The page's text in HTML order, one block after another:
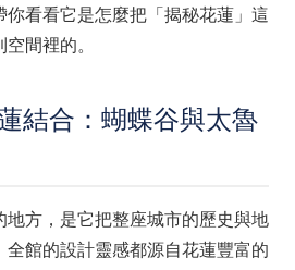
你看看它是怎麼把「揭秘花蓮」這
間裡的。
結合：蝴蝶谷與太魯
地方，是它把整座城市的歷史與地
全館的設計靈感都源自花蓮豐富的